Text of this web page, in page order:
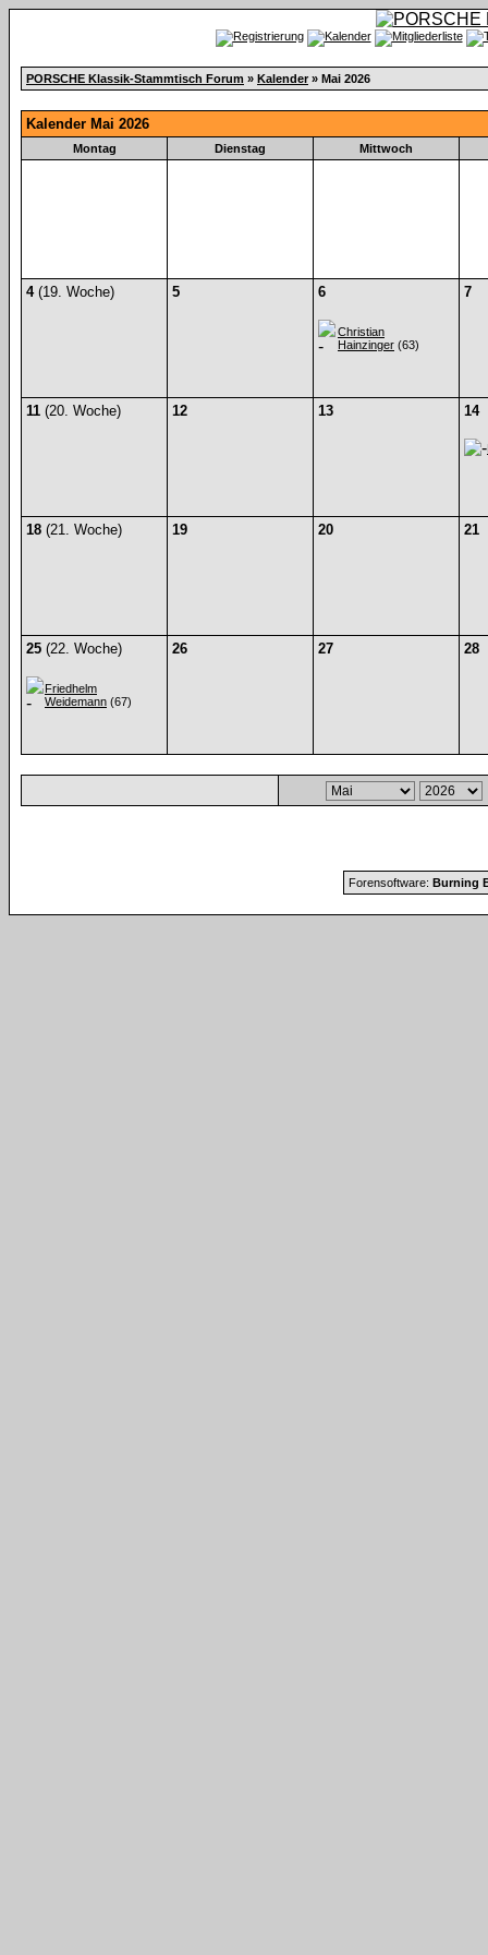
PORSCHE Klassik-Stammtisch Forum » Kalender » Mai 2026
Kalender Mai 2026
Montag Dienstag Mittwoch
4(19. Woche) 5 6
Christian
Hainzinger (63)
7
11 (20. Woche) 12 13 14
18 (21. Woche) 19 20 21
25 (22. Woche)
Friedhelm
Weidemann (67)
26 27 28
Forensoftware: Burning